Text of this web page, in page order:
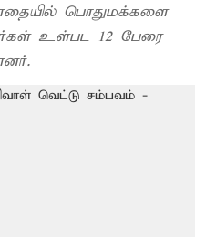
பொதுமக்களை
உள்பட 12 பேரை